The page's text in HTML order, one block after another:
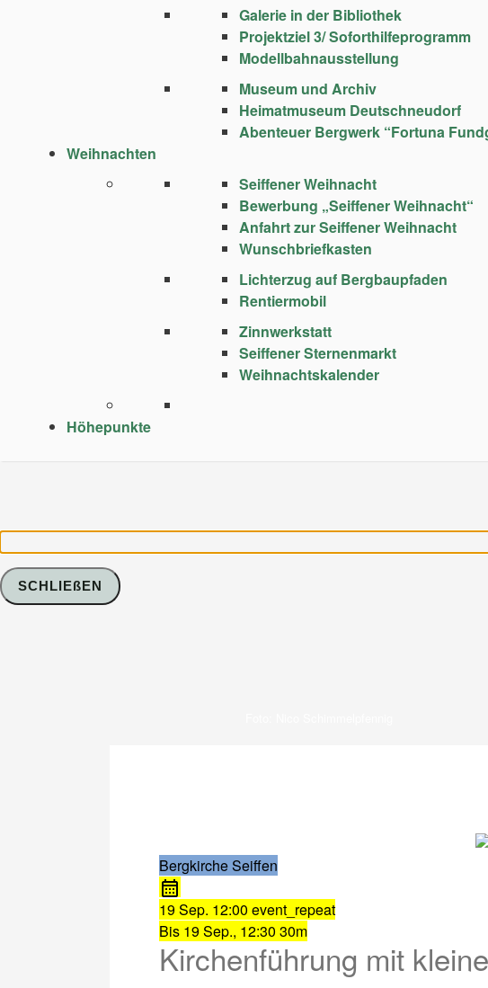
Galerie in der Bibliothek
Projektziel 3/ Soforthilfeprogramm
Modellbahnausstellung
Museum und Archiv
Heimatmuseum Deutschneudorf
Abenteuer Bergwerk “Fortuna
Weihnachten
Seiffener Weihnacht
Bewerbung „Seiffener Weihnacht“
Anfahrt zur Seiffener Weihnacht
Wunschbriefkasten
Lichterzug auf Bergbaupfaden
Rentiermobil
Zinnwerkstatt
Seiffener Sternenmarkt
Weihnachtskalender
Höhepunkte
Bergkirche Seiffen
19 Sep. 12:00 event_repeat
Bis 19 Sep., 12:30 30m
Kirchenführung mit
SCHLIEßEN